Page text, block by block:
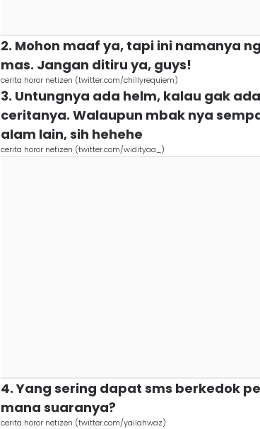
2. Mohon maaf ya, tapi ini namanya
mas. Jangan ditiru ya, guys!
cerita horor netizen (twitter.com/chillyrequiem)
3. Untungnya ada helm, kalau gak
ceritanya. Walaupun mbak nya
alam lain, sih hehehe
cerita horor netizen (twitter.com/widityaa_)
4. Yang sering dapat sms berkedok
mana suaranya?
cerita horor netizen (twitter.com/yailahwaz)